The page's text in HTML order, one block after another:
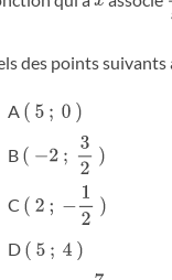
des points
(5;0)
( −2;3 2
(2;−1 2)
(5;4)